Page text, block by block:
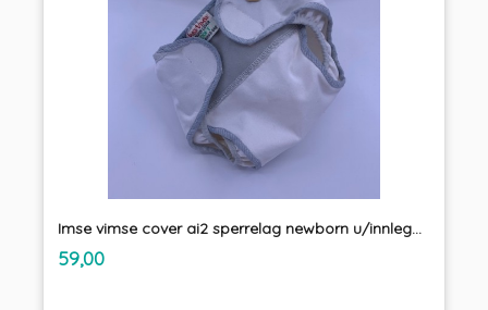
Imse vimse cover ai2 sperrelag newborn u/innlegg tøybleie
Pris
59,00mva.